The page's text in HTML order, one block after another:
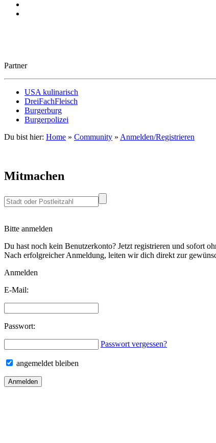
Partner
USA kulinarisch
DreiFachFleisch
Burgerburg
Burgerpolizei
Du bist hier: Home » Community » Anmelden/Registrieren
Mitmachen
Bitte anmelden
Du hast noch kein Benutzerkonto? Jetzt registrieren und sofort
Nach erfolgreicher Anmeldung, leiten wir dich direkt zur
Anmelden
E-Mail:
Passwort:
Passwort vergessen?
angemeldet bleiben